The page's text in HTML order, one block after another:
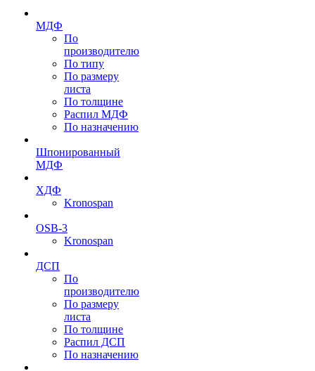
МДФ
По
производителю
По типу
По размеру
листа
По толщине
Распил МДФ
По назначению
Шпонированный
МДФ
ХДФ
Kronospan
OSB-3
Kronospan
ДСП
По
производителю
По размеру
листа
По толщине
Распил ДСП
По назначению